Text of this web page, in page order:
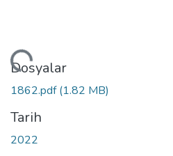
Dosyalar
1862.pdf(1.82 MB)
Tarih
2022